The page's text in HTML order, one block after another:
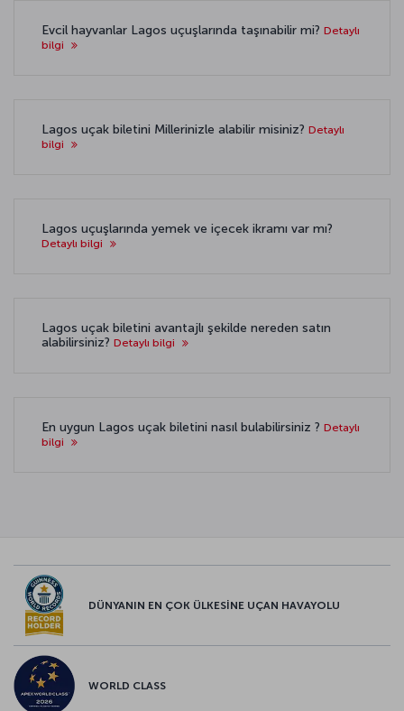
Evcil hayvanlar Lagos uçuşlarında taşınabilir mi? Detaylı
bilgi
Lagos uçak biletini Millerinizle alabilir misiniz? Detaylı
bilgi
Lagos uçuşlarında yemek ve içecek ikramı var mı?
Detaylı bilgi
Lagos uçak biletini avantajlı şekilde nereden satın
alabilirsiniz? Detaylı bilgi
En uygun Lagos uçak biletini nasıl bulabilirsiniz ? Detaylı
bilgi
DÜNYANIN EN ÇOK ÜLKESİNE UÇAN HAVAYOLU
WORLD CLASS